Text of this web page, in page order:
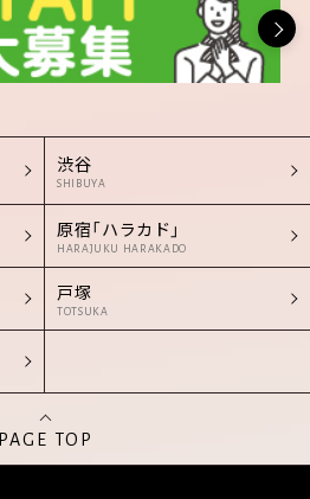
渋谷
SHIBUYA
原宿「ハラカド」
HARAJUKU HARAKADO
戸塚
TOTSUKA
PAGE TOP